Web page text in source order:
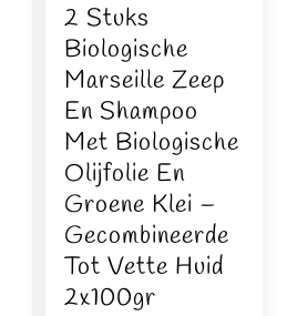
2 Stuks
Biologische
Marseille Zeep
En Shampoo
Met Biologische
Olijfolie En
Groene Klei –
Gecombineerde
Tot Vette Huid
2x100gr